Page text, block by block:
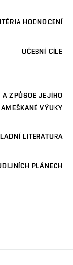
HODNOCENÍ
UČEBNÍ CÍLE
A ZPŮSOB JEJÍHO
VÝUKY
LITERATURA
PLÁNECH